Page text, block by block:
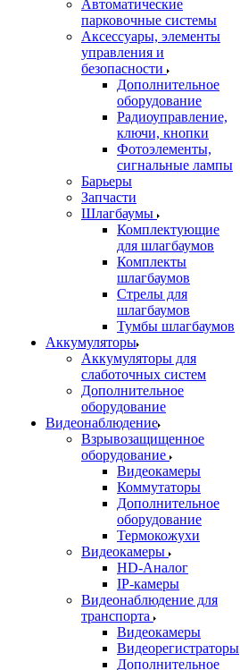
Автоматические
парковочные системы
Аксессуары, элементы
управления и
безопасности
Дополнительное
оборудование
Радиоуправление,
ключи, кнопки
Фотоэлементы,
сигнальные лампы
Барьеры
Запчасти
Шлагбаумы
Комплектующие
для шлагбаумов
Комплекты
шлагбаумов
Стрелы для
шлагбаумов
Тумбы шлагбаумов
Аккумуляторы
Аккумуляторы для
слаботочных систем
Дополнительное
оборудование
Видеонаблюдение
Взрывозащищенное
оборудование
Видеокамеры
Коммутаторы
Дополнительное
оборудование
Термокожухи
Видеокамеры
HD-Аналог
IP-камеры
Видеонаблюдение для
транспорта
Видеокамеры
Видеорегистраторы
Дополнительное